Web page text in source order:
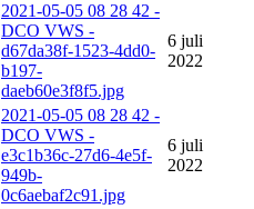
2021-05-05 08 28 42 -
DCO VWS -
d67da38f-1523-4dd0-
b197-
daeb60e3f8f5.jpg
6 juli
2022
2021-05-05 08 28 42 -
DCO VWS -
e3c1b36c-27d6-4e5f-
949b-
0c6aebaf2c91.jpg
6 juli
2022